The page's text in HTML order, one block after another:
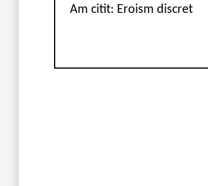
Am citit: Eroism discret